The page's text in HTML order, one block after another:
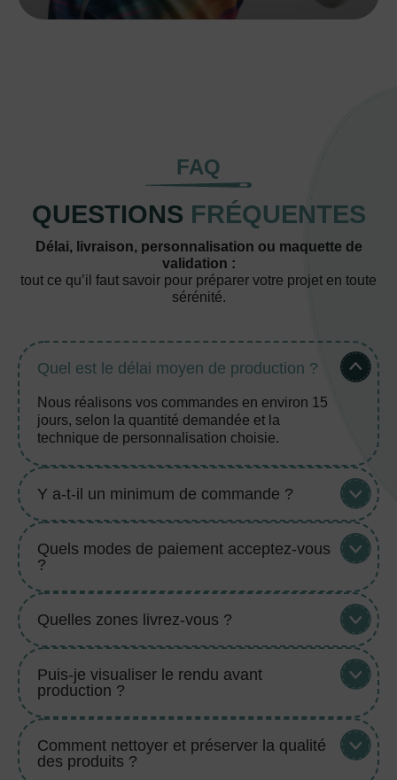
FAQ
QUESTIONS FRÉQUENTES
Délai, livraison, personnalisation ou maquette de
validation :
tout ce qu’il faut savoir pour préparer votre projet en toute
sérénité.
Quel est le délai moyen de production ?
Nous réalisons vos commandes en environ 15
jours, selon la quantité demandée et la
technique de personnalisation choisie.
Y a-t-il un minimum de commande ?
Quels modes de paiement acceptez-vous
?
Quelles zones livrez-vous ?
Puis-je visualiser le rendu avant
production ?
Comment nettoyer et préserver la qualité
des produits ?